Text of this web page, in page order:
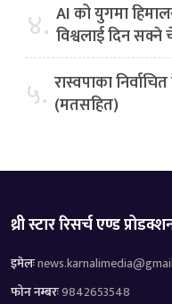
४. AI को युगमा
विश्वलाई दिन सक्ने
५. रास्वपाका
(मतसहित)
थ्री स्टार रिसर्च एण्ड
इमेलः
फोन नम्बरः9842653548